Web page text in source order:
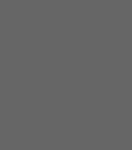
しています。取
傾向は今後も続
としてしっかり
です。一緒にこ